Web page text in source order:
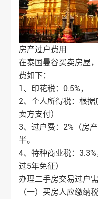
房产过户费用
在泰国曼谷买卖房屋
费如下：
1、印花税：0.5%，
2、个人所得税：根
卖方支付）
3、过户费：2%（房
半。
4、特种商业税：
过5年免征）
办理二手房交易过户
（一）买房人应缴纳税